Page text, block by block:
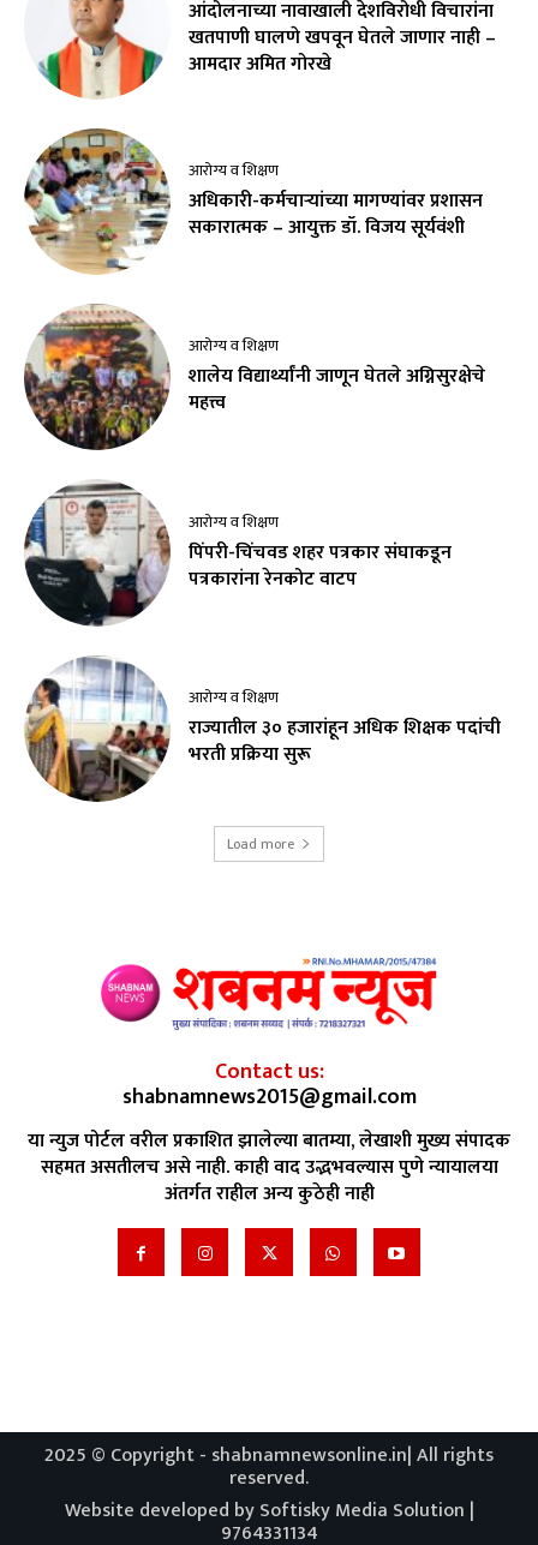
आंदोलनाच्या नावाखाली देशविरोधी विचारांना
खतपाणी घालणे खपवून घेतले जाणार नाही –
आमदार अमित गोरखे
आरोग्य व शिक्षण
अधिकारी-कर्मचाऱ्यांच्या मागण्यांवर प्रशासन
सकारात्मक – आयुक्त डॉ. विजय सूर्यवंशी
आरोग्य व शिक्षण
शालेय विद्यार्थ्यांनी जाणून घेतले अग्निसुरक्षेचे
महत्त्व
आरोग्य व शिक्षण
पिंपरी-चिंचवड शहर पत्रकार संघाकडून
पत्रकारांना रेनकोट वाटप
आरोग्य व शिक्षण
राज्यातील ३० हजारांहून अधिक शिक्षक पदांची
भरती प्रक्रिया सुरू
Load more
Contact us:
shabnamnews2015@gmail.com
या न्युज पोर्टल वरील प्रकाशित झालेल्या बातम्या, लेखाशी मुख्य संपादक
सहमत असतीलच असे नाही. काही वाद उद्भभवल्यास पुणे न्यायालया
अंतर्गत राहील अन्य कुठेही नाही
2025 © Copyright - shabnamnewsonline.in| All rights
reserved.
Website developed by Softisky Media Solution |
9764331134